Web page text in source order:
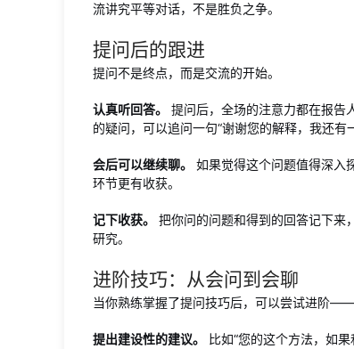
流讲究平等对话，不是胜负之争。
提问后的跟进
提问不是终点，而是交流的开始。
认真听回答。
提问后，全场的注意力都在报告
的疑问，可以追问一句“谢谢您的解释，我还
会后可以继续聊。
如果觉得这个问题值得深入
环节更有收获。
记下收获。
把你问的问题和得到的回答记下来
研究。
进阶技巧：从会问到会聊
当你熟练掌握了提问技巧后，可以尝试进阶——
提出建设性的建议。
比如“您的这个方法，如